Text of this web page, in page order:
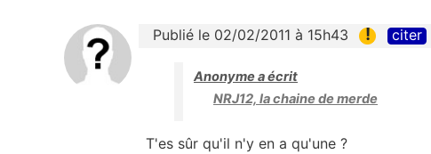
Publié le 02/02/2011 à 15h43 ! citer
Anonyme a écrit
NRJ12, la chaine de merde
T'es sûr qu'il n'y en a qu'une ?